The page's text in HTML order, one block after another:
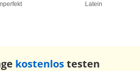
Latein
kostenlostesten